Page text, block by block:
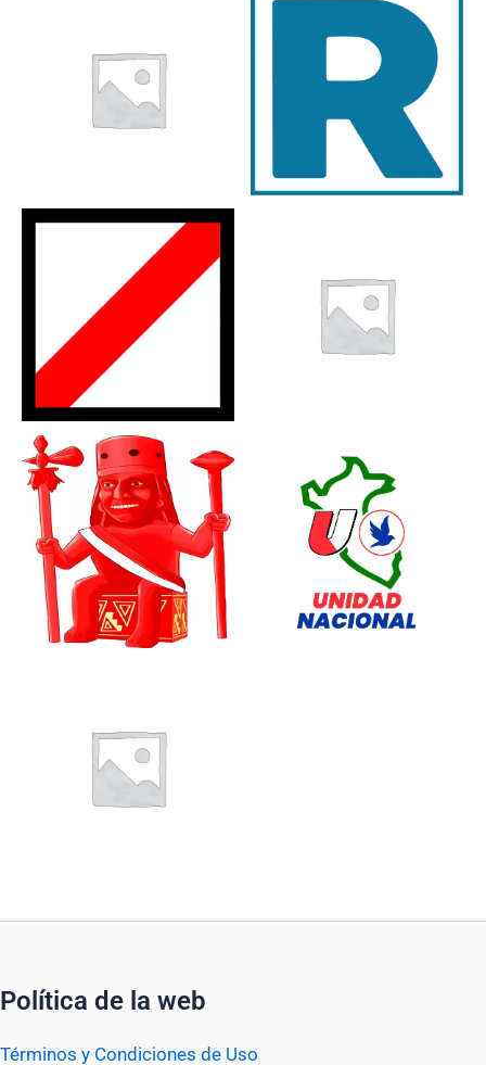
Política de la web
Términos y Condiciones de Uso